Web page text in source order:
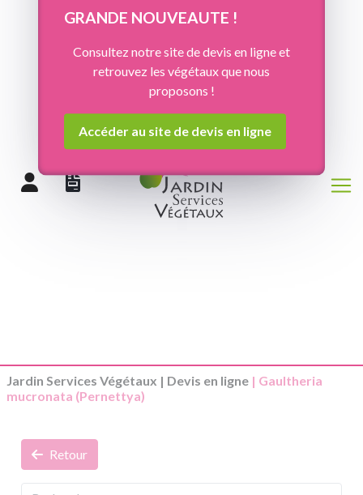
GRANDE NOUVEAUTE !
Consultez notre site de devis en ligne et
retrouvez les végétaux que nous
proposons !
Accéder au site de devis en ligne
Jardin Services Végétaux | Devis en ligne | Gaultheria
mucronata (Pernettya)
Retour
Panneau de gestion des cookies